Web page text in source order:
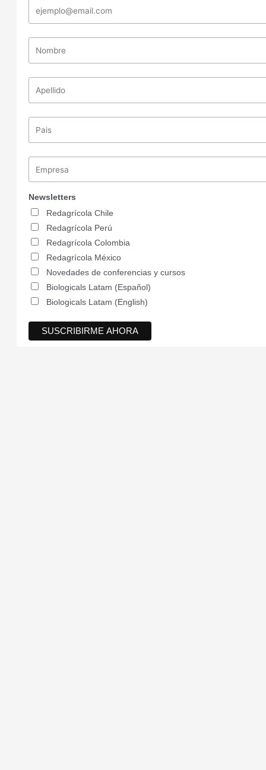
Newsletters
Redagrícola Chile
Redagrícola Perú
Redagrícola Colombia
Redagrícola México
Novedades de conferencias y cursos
Biologicals Latam (Español)
Biologicals Latam (English)